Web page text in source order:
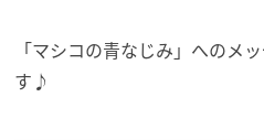
「マシコの青なじみ」へのメ
す♪